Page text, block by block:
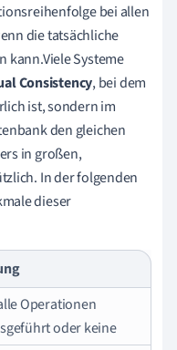
bei allen
die tatsächliche
kann.Viele Systeme
Consistency, bei dem
ist, sondern im
den gleichen
in großen,
In der folgenden
dieser
Operationen
oder keine